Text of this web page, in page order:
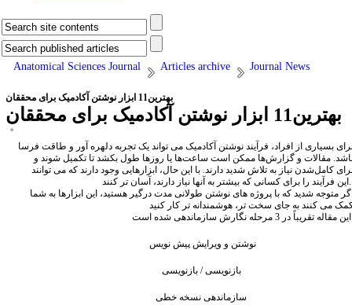
Anatomical Sciences Journal Articles archive Journal News
بهترین11 ابزار نوشتن آکادمیک برای محققان
بهترین11 ابزار نوشتن آکادمیک برای محققان
بسیاری از افراد، فرآیند نوشتن آکادمیک می تواند یک تجربه دلهره آور و طاقت فرسا
مقالات و گزارش‌ها ممکن است ساعت‌ها یا روزها طول بکشد تا تکمیل شوند و
کامل‌شدن نیاز به تلاش شدید دارند. با این حال، ابزارهایی وجود دارند که می توانند
نیاز دارند، آسان تر کنند.
متوجه شدید که با پروژه های نوشتن طولانی مدت درگیر هستید، این ابزارها به شما
می کنند به جای سخت تر، هوشمندانه تر کار کنید
نوشتن و ویرایش پیش نویس
بازنویسی / بازنویسی
سازماندهی نسخه خطی